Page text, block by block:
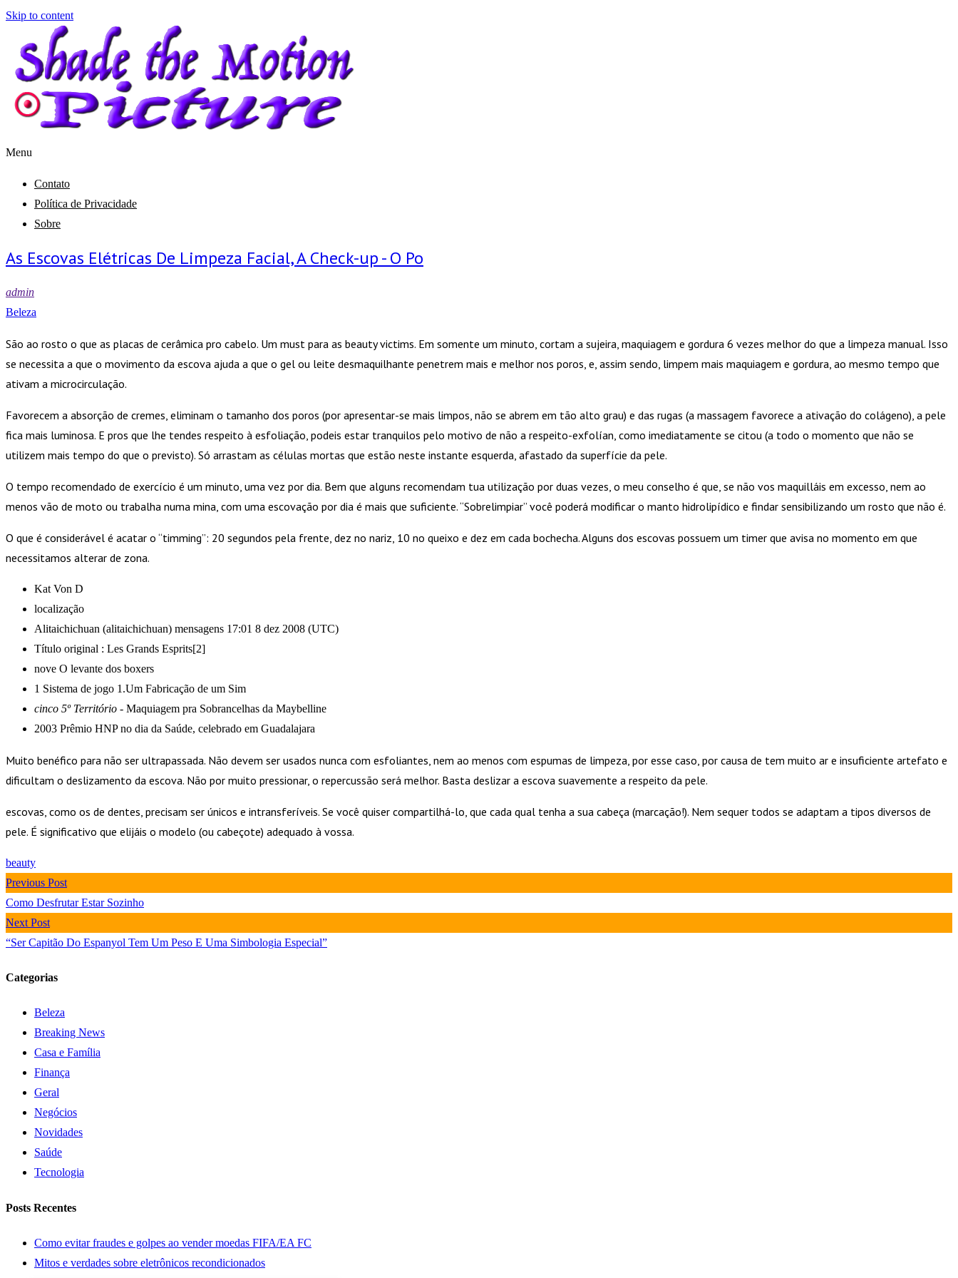
Skip to content
Menu
Contato
Política de Privacidade
Sobre
As Escovas Elétricas De Limpeza Facial, A Check-up - O Po
admin
Beleza
São ao rosto o que as placas de cerâmica pro cabelo. Um must para as beauty victims. Em somente um minuto, cortam a sujeira, maquiagem e gordura 6 vezes melhor do que a limpeza manual. Isso
se necessita a que o movimento da escova ajuda a que o gel ou leite desmaquilhante penetrem mais e melhor nos poros, e, assim sendo, limpem mais maquiagem e gordura, ao mesmo tempo que
ativam a microcirculação.
Favorecem a absorção de cremes, eliminam o tamanho dos poros (por apresentar-se mais limpos, não se abrem em tão alto grau) e das rugas (a massagem favorece a ativação do colágeno), a pele
fica mais luminosa. E pros que lhe tendes respeito à esfoliação, podeis estar tranquilos pelo motivo de não a respeito-exfolían, como imediatamente se citou (a todo o momento que não se
utilizem mais tempo do que o previsto). Só arrastam as células mortas que estão neste instante esquerda, afastado da superfície da pele.
O tempo recomendado de exercício é um minuto, uma vez por dia. Bem que alguns recomendam tua utilização por duas vezes, o meu conselho é que, se não vos maquilláis em excesso, nem ao
menos vão de moto ou trabalha numa mina, com uma escovação por dia é mais que suficiente. “Sobrelimpiar” você poderá modificar o manto hidrolipídico e findar sensibilizando um rosto que não é.
O que é considerável é acatar o “timming”: 20 segundos pela frente, dez no nariz, 10 no queixo e dez em cada bochecha. Alguns dos escovas possuem um timer que avisa no momento em que
necessitamos alterar de zona.
Kat Von D
localização
Alitaichichuan (alitaichichuan) mensagens 17:01 8 dez 2008 (UTC)
Título original : Les Grands Esprits[2]
nove O levante dos boxers
1 Sistema de jogo 1.Um Fabricação de um Sim
cinco 5º Território - Maquiagem pra Sobrancelhas da Maybelline
2003 Prêmio HNP no dia da Saúde, celebrado em Guadalajara
Muito benéfico para não ser ultrapassada. Não devem ser usados nunca com esfoliantes, nem ao menos com espumas de limpeza, por esse caso, por causa de tem muito ar e insuficiente artefato e
dificultam o deslizamento da escova. Não por muito pressionar, o repercussão será melhor. Basta deslizar a escova suavemente a respeito da pele.
escovas, como os de dentes, precisam ser únicos e intransferíveis. Se você quiser compartilhá-lo, que cada qual tenha a sua cabeça (marcação!). Nem sequer todos se adaptam a tipos diversos de
pele. É significativo que elijáis o modelo (ou cabeçote) adequado à vossa.
beauty
Previous Post
Como Desfrutar Estar Sozinho
Next Post
“Ser Capitão Do Espanyol Tem Um Peso E Uma Simbologia Especial”
Categorias
Beleza
Breaking News
Casa e Família
Finança
Geral
Negócios
Novidades
Saúde
Tecnologia
Posts Recentes
Como evitar fraudes e golpes ao vender moedas FIFA/EA FC
Mitos e verdades sobre eletrônicos recondicionados